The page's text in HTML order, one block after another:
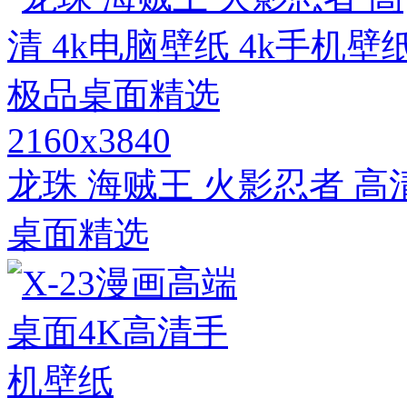
2160x3840
龙珠 海贼王 火影忍者 高
桌面精选